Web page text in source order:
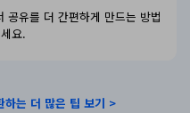
공유를 더 간편하게 만드는 방법
요.
는 더 많은 팁 보기 >